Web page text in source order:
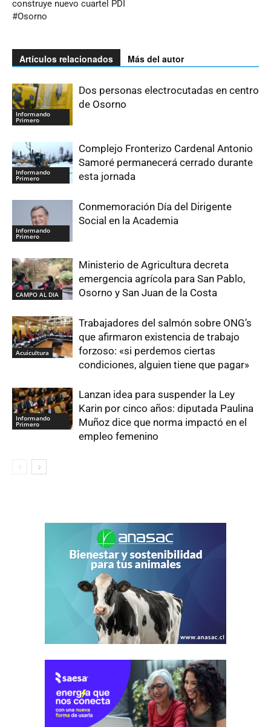
construye nuevo cuartel PDI
#Osorno
Artículos relacionados Más del autor
Informando
Primero
Dos personas electrocutadas en centro
de Osorno
Informando
Primero
Complejo Fronterizo Cardenal Antonio
Samoré permanecerá cerrado durante
esta jornada
Informando
Primero
Conmemoración Día del Dirigente
Social en la Academia
CAMPO AL DIA
Ministerio de Agricultura decreta
emergencia agrícola para San Pablo,
Osorno y San Juan de la Costa
Acuicultura
Trabajadores del salmón sobre ONG’s
que afirmaron existencia de trabajo
forzoso: «si perdemos ciertas
condiciones, alguien tiene que pagar»
Informando
Primero
Lanzan idea para suspender la Ley
Karin por cinco años: diputada Paulina
Muñoz dice que norma impactó en el
empleo femenino